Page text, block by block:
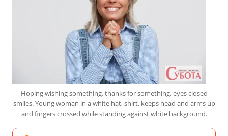
Hoping wishing something, thanks for something, eyes closed
smiles. Young woman in a white hat, shirt, keeps head and arms up
and fingers crossed while standing against white background.